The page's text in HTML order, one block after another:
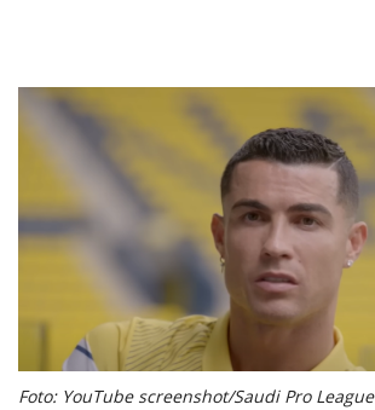
Foto: YouTube screenshot/Saudi Pro League